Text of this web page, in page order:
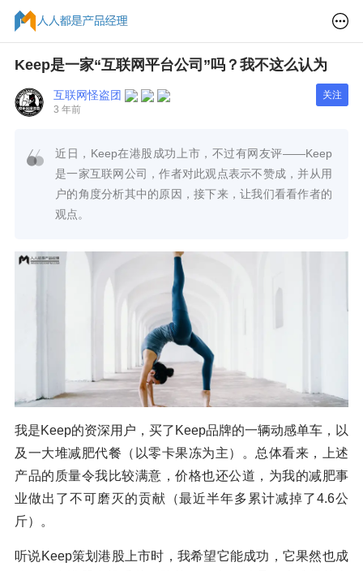
Keep是一家“互联网平台公司”吗？我不这么认为
互联网怪盗团
3 年前
关注
近日，Keep在港股成功上市，不过有网友评——Keep
是一家互联网公司，作者对此观点表示不赞成，并从用
户的角度分析其中的原因，接下来，让我们看看作者的
观点。
我是Keep的资深用户，买了Keep品牌的一辆动感单车，以
及一大堆减肥代餐（以零卡果冻为主）。总体看来，上述
产品的质量令我比较满意，价格也还公道，为我的减肥事
业做出了不可磨灭的贡献（最近半年多累计减掉了4.6公
斤）。
听说Keep策划港股上市时，我希望它能成功，它果然也成